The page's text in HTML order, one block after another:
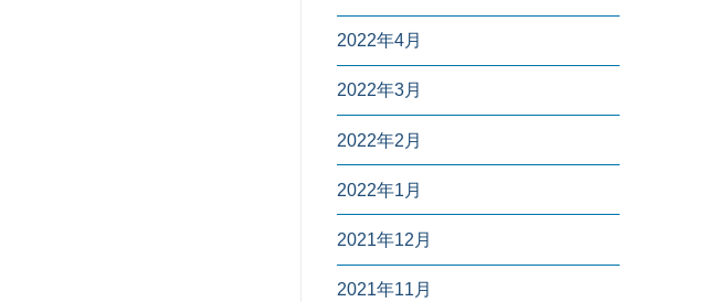
2022年4月
2022年3月
2022年2月
2022年1月
2021年12月
2021年11月